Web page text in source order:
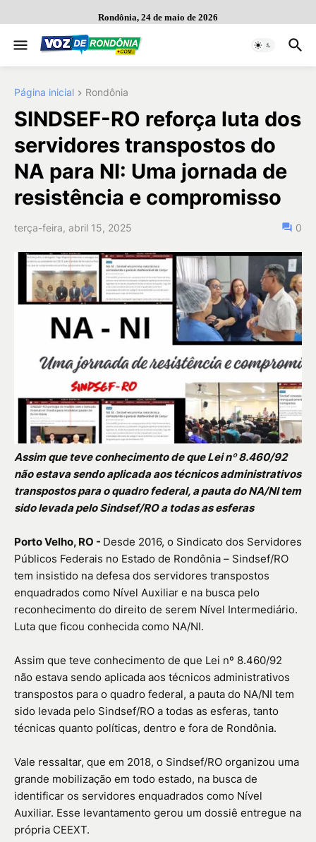
Rondônia, 24 de maio de 2026
Página inicial Rondônia
SINDSEF-RO reforça luta dos
servidores transpostos do
NA para NI: Uma jornada de
resistência e compromisso
terça-feira, abril 15, 2025 0
Assim que teve conhecimento de que Lei nº 8.460/92
não estava sendo aplicada aos técnicos administrativos
transpostos para o quadro federal, a pauta do NA/NI tem
sido levada pelo Sindsef/RO a todas as esferas
Porto Velho, RO - Desde 2016, o Sindicato dos Servidores
Públicos Federais no Estado de Rondônia – Sindsef/RO
tem insistido na defesa dos servidores transpostos
enquadrados como Nível Auxiliar e na busca pelo
reconhecimento do direito de serem Nível Intermediário.
Luta que ficou conhecida como NA/NI.
Assim que teve conhecimento de que Lei nº 8.460/92
não estava sendo aplicada aos técnicos administrativos
transpostos para o quadro federal, a pauta do NA/NI tem
sido levada pelo Sindsef/RO a todas as esferas, tanto
técnicas quanto políticas, dentro e fora de Rondônia.
Vale ressaltar, que em 2018, o Sindsef/RO organizou uma
grande mobilização em todo estado, na busca de
identificar os servidores enquadrados como Nível
Auxiliar. Esse levantamento gerou um dossiê entregue na
própria CEEXT.